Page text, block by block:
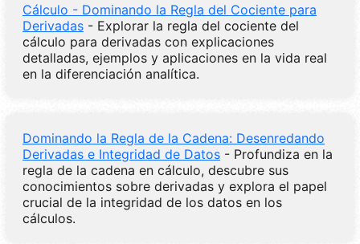
Cálculo - Dominando la Regla del Cociente para
Derivadas - Explorar la regla del cociente del
cálculo para derivadas con explicaciones
detalladas, ejemplos y aplicaciones en la vida real
en la diferenciación analítica.
Dominando la Regla de la Cadena: Desenredando
Derivadas e Integridad de Datos - Profundiza en la
regla de la cadena en cálculo, descubre sus
conocimientos sobre derivadas y explora el papel
crucial de la integridad de los datos en los
cálculos.